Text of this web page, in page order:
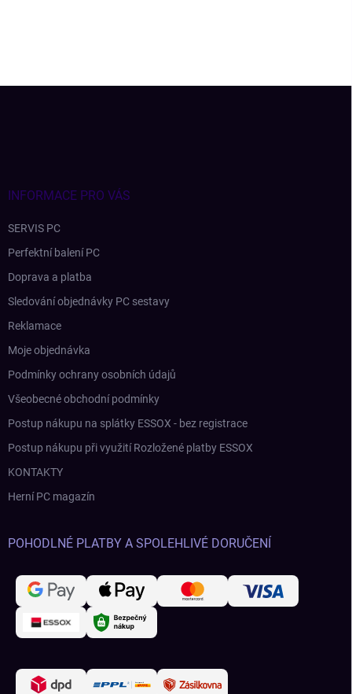
INFORMACE PRO VÁS
SERVIS PC
Perfektní balení PC
Doprava a platba
Sledování objednávky PC sestavy
Reklamace
Moje objednávka
Podmínky ochrany osobních údajů
Všeobecné obchodní podmínky
Postup nákupu na splátky ESSOX - bez registrace
Postup nákupu při využití Rozložené platby ESSOX
KONTAKTY
Herní PC magazín
POHODLNÉ PLATBY A SPOLEHLIVÉ DORUČENÍ